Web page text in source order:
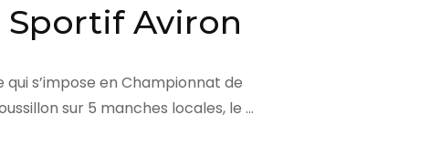
Sportif Aviron
s’impose en Championnat de
sur 5 manches locales, le …